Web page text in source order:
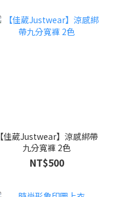
【佳葳Justwear】涼感綁帶
九分寬褲 2色
NT$500